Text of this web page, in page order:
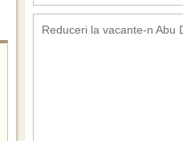
Reduceri la vacante-n Abu